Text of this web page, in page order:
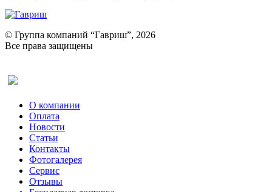
© Группа компаний “Гавриш”, 2026
Все права защищены
О компании
Оплата
Новости
Статьи
Контакты
Фотогалерея​
Сервис
Отзывы